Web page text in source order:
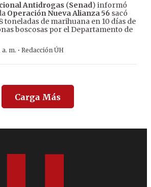
Antidrogas (Senad) informó
Operación Nueva Alianza 56 sacó
toneladas de marihuana en 10 días de
boscosas por el Departamento de
m. · Redacción ÚH
Carga Más